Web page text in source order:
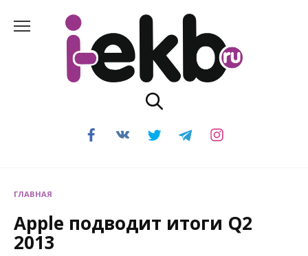
содержанию
ГЛАВНАЯ
Apple подводит итоги Q2
2013